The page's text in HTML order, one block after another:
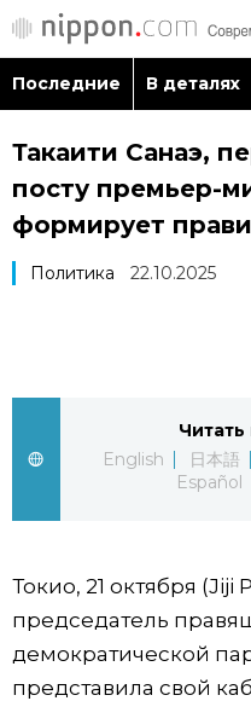
Последние
Фото/Видео
Разделы
Последние В деталях
Такаити Санаэ,
посту премьер-
формирует
Политика 22.10.2025
English
日本語
Español
Токио, 21 октября (Jiji
председатель
демократической
представила свой